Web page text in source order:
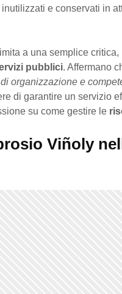
inutilizzati e conservati in
a una semplice
pubblici. Affermano
organizzazione e
di garantire un servizio
su come gestire le
Viñoly